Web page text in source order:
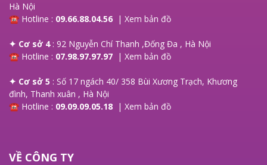
Hà Nội
☎ Hotline : 09.66.88.04.56 | Xem bản đồ
✦ Cơ sở 4: 92 Nguyễn Chí Thanh ,Đống Đa , Hà Nội
☎ Hotline : 07.98.97.97.97 | Xem bản đồ
✦ Cơ sở 5 : Số 17 ngách 40/ 358 Bùi Xương Trạch, Khương
đình, Thanh xuân , Hà Nội
☎ Hotline : 09.09.09.05.18 | Xem bản đồ
VỀ CÔNG TY